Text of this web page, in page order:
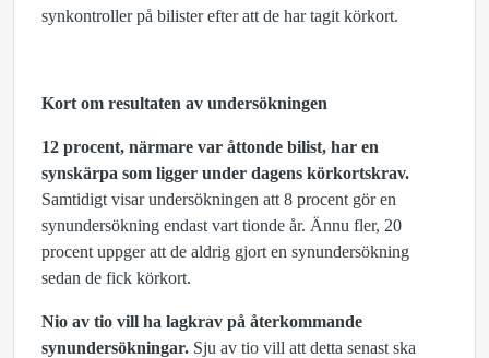
synkontroller på bilister efter att de har tagit körkort.
Kort om resultaten av undersökningen
12 procent, närmare var åttonde bilist, har en
synskärpa som ligger under dagens körkortskrav.
Samtidigt visar undersökningen att 8 procent gör en
synundersökning endast vart tionde år. Ännu fler, 20
procent uppger att de aldrig gjort en synundersökning
sedan de fick körkort.
Nio av tio vill ha lagkrav på återkommande
synundersökningar. Sju av tio vill att detta senast ska